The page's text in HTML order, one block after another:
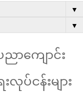
▼
▼
ကျောင်း
လုပ်ငန်းများ